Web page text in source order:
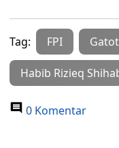
Tag: FPI
Habib Rizieq
0 Komentar